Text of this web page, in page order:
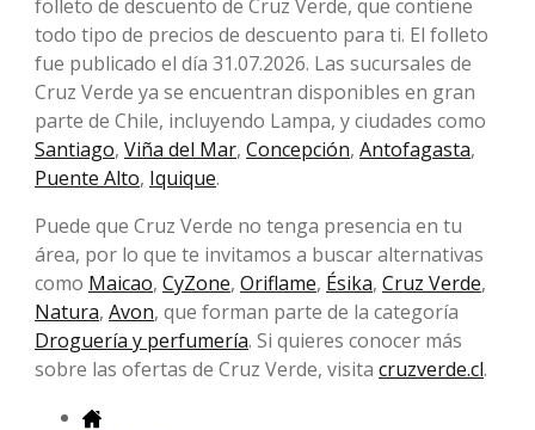
folleto de descuento de Cruz Verde, que contiene
todo tipo de precios de descuento para ti. El folleto
fue publicado el día 31.07.2026. Las sucursales de
Cruz Verde ya se encuentran disponibles en gran
parte de Chile, incluyendo Lampa, y ciudades como
Santiago, Viña del Mar, Concepción, Antofagasta,
Puente Alto, Iquique.
Puede que Cruz Verde no tenga presencia en tu
área, por lo que te invitamos a buscar alternativas
como Maicao, CyZone, Oriflame, Ésika, Cruz Verde,
Natura, Avon, que forman parte de la categoría
Droguería y perfumería. Si quieres conocer más
sobre las ofertas de Cruz Verde, visita cruzverde.cl.